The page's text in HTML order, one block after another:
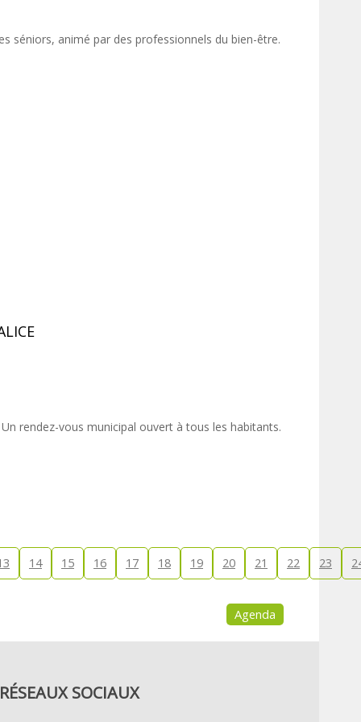
séniors, animé par des professionnels du bien-être.
rendez-vous municipal ouvert à tous les habitants.
14 15 16 17 18 19 20 21 22 23
Agenda
SOCIAUX